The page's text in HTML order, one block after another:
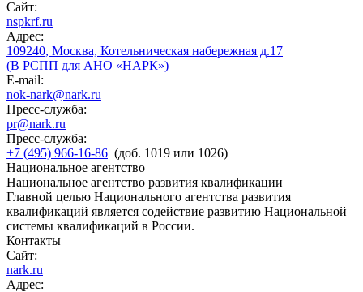
Сайт:
nspkrf.ru
Адрес:
109240, Москва, Котельническая набережная д.17
(В РСПП для АНО «НАРК»)
E-mail:
nok-nark@nark.ru
Пресс-служба:
pr@nark.ru
Пресс-служба:
+7 (495) 966-16-86 (доб. 1019 или 1026)
Национальное агентство
Национальное агентство развития квалификации
Главной целью Национального агентства развития
квалификаций является содействие развитию Национальной
системы квалификаций в России.
Контакты
Сайт:
nark.ru
Адрес: